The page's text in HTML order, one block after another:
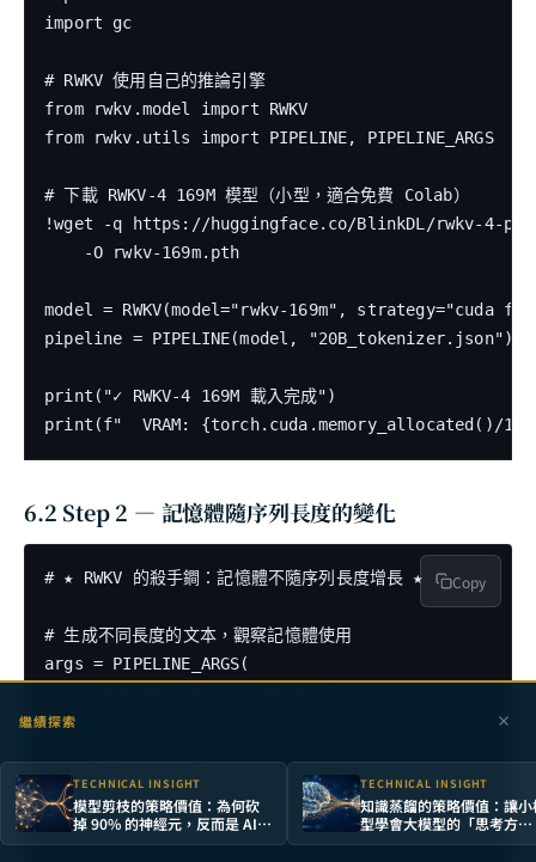
import gc
# RWKV 使用自己的推論引擎
from rwkv.model import RWKV
from rwkv.utils import PIPELINE, PIPELINE_ARGS
# 下載 RWKV-4 169M 模型（小型，適合免費 Colab）
!wget -q https://huggingface.co/BlinkDL/rwkv-4-pile-
    -O rwkv-169m.pth
model = RWKV(model="rwkv-169m", strategy="cuda
pipeline = PIPELINE(model, "20B_tokenizer.json")
print("✓ RWKV-4 169M 載入完成")
6.2 Step 2 — 記憶體隨序列長度的變化
# ★ RWKV 的殺手鐧：記憶體不隨序列長度增長 ★
# 生成不同長度的文本，觀察記憶體使用
args = PIPELINE_ARGS(
    alpha_frequency=0.25, alpha_presence=0.25,
)
prompt = "The key advantage of efficient
Copy
繼續探索
TECHNICAL INSIGHT
模型剪枝的策略價值：為何砍
掉 90% 的神經元，反而是 AI
落地的最短路徑
TECHNICAL INSIGHT
知識蒸餾的策略價值：讓小
型學會大模型的「思考方
式」，是 AI 規模化的關鍵